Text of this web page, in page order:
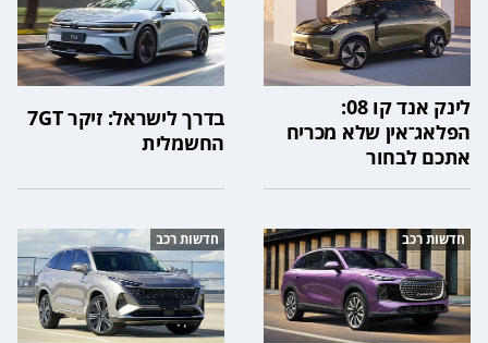
לינק אנד קו 08:
הפלאג־אין שלא מכריח
אתכם לבחור
בדרך לישראל: זיקר 7GT
החשמלית
חדשות רכב חדשות רכב